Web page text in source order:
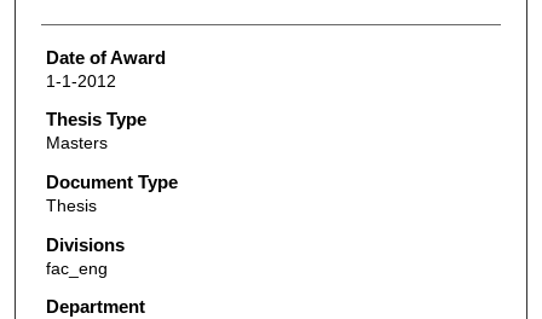
Date of Award
1-1-2012
Thesis Type
Masters
Document Type
Thesis
Divisions
fac_eng
Department